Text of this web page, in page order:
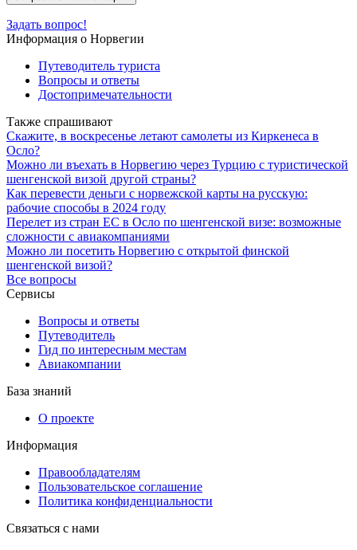
Задать вопрос!
Информация о Норвегии
Путеводитель туриста
Вопросы и ответы
Достопримечательности
Также спрашивают
Скажите, в воскресенье летают самолеты из Киркенеса в
Осло?
Можно ли въехать в Норвегию через Турцию с туристической
шенгенской визой другой страны?
Как перевести деньги с норвежской карты на русскую:
рабочие способы в 2024 году
Перелет из стран ЕС в Осло по шенгенской визе: возможные
сложности с авиакомпаниями
Можно ли посетить Норвегию с открытой финской
шенгенской визой?
Все вопросы
Сервисы
Вопросы и ответы
Путеводитель
Гид по интересным местам
Авиакомпании
База знаний
О проекте
Информация
Правообладателям
Пользовательское соглашение
Политика конфиденциальности
Связаться с нами